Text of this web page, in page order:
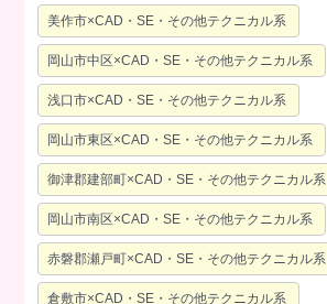
美作市×CAD・SE・その他テクニカル系
岡山市中区×CAD・SE・その他テクニカル系
浅口市×CAD・SE・その他テクニカル系
岡山市東区×CAD・SE・その他テクニカル系
御津郡建部町×CAD・SE・その他テクニカル系
岡山市南区×CAD・SE・その他テクニカル系
赤磐郡瀬戸町×CAD・SE・その他テクニカル系
倉敷市×CAD・SE・その他テクニカル系